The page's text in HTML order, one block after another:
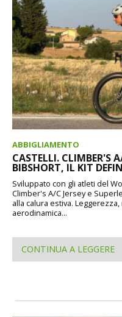
ABBIGLIAMENTO
CASTELLI. CLIMBER'S
BIBSHORT, IL KIT
Sviluppato con gli atleti del
Climber's A/C Jersey e
alla calura estiva.
aerodinamica...
CONTINUA A LEGGERE